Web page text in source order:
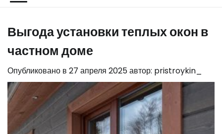
Выгода установки теплых окон в
частном доме
Опубликовано в 27 апреля 2025автор: pristroykin_